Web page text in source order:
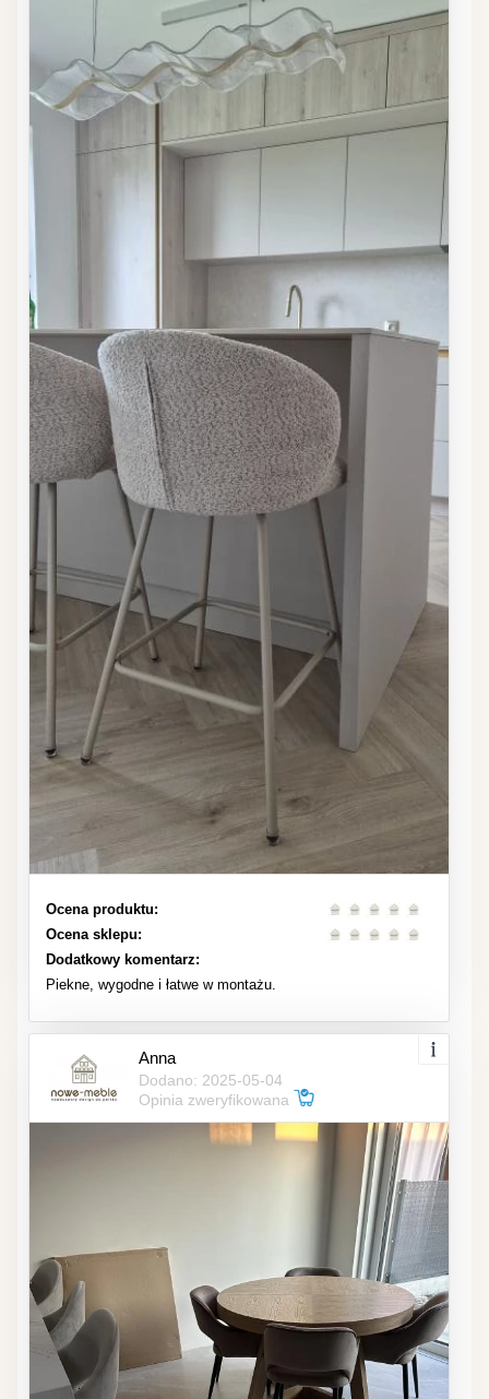
Ocena produktu:
Ocena sklepu:
Dodatkowy komentarz:
Piekne, wygodne i łatwe w montażu.
Anna
Dodano: 2025-05-04
Opinia zweryfikowana